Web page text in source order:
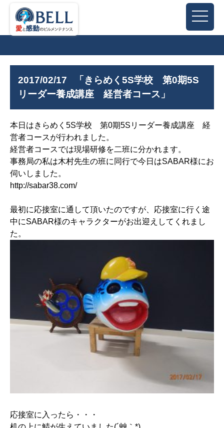
2017/02/17 「きらめく5S学校 第0期5S
リーダー養成講座 経営者コース」
本日はきらめく5S学校 第0期5Sリーダー養成講座 経
営者コースが行われました。
経営者コースでは現場研修を二班に分かれます。
事務局の私は木村先生の班に同行で今日はSABAR様にお
伺いしました。
http://sabar38.com/
最初に応接室に通して頂いたのですが、応接室に行く途
中にSABAR様のキャラクターがお出迎えしてくれまし
た。
応接室に入ったら・・・